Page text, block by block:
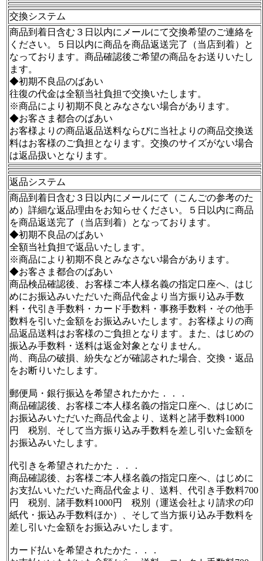
交換システム
商品到着日含む３日以内にメールにて交換希望のご連絡を
ください。５日以内に商品を商品返送完了（当店到着）と
なっております。商品確認後ご希望の商品をお送りいたし
ます。
◆初期不良品のばあい
往復の代金は全額当社負担で交換いたします。
※商品により初期不良とみなさない場合があります。
◆お客さま都合のばあい
お客様よりの商品返品送料ならびに当社よりの商品交換送
料はお客様のご負担となります。交換のサイズがない場合
は返品扱いとなります。
返品システム
商品到着日含む３日以内にメールにて（こんごの参考のた
め）詳細な返品理由をお知らせください。５日以内に商品
を商品返送完了（当店到着）となっております。
◆初期不良品のばあい
全額当社負担で返品いたします。
※商品により初期不良とみなさない場合があります。
◆お客さま都合のばあい
商品検品確認後、お客様ご本人様名義の指定口座へ、はじ
めにお振込みいただいた商品代金より当方振り込み手数
料・代引き手数料・カード手数料・事務手数料・その他手
数料を引いた金額をお振込みいたします。お客様よりの商
品返品送料はお客様のご負担となります。また、はじめの
振込み手数料・送料は返金対象となりません。
尚、商品の破損、紛失などが確認された場合、交換・返品
をお断りいたします。
郵便局・銀行振込を希望されたかた．．．
商品確認後、お客様ご本人様名義の指定口座へ、はじめに
お振込みいただいた商品代金より、送料と諸手数料1000
円 税別、そして当方振り込み手数料を差し引いた金額を
お振込みいたします。
代引きを希望されたかた．．．
商品確認後、お客様ご本人様名義の指定口座へ、はじめに
お支払いいただいた商品代金より、送料、代引き手数料700
円 税別、諸手数料1000円 税別（運送会社より請求の印
紙代・振込み手数料ほか）、そして当方振り込み手数料を
差し引いた金額をお振込みいたします。
カード払いを希望されたかた．．．